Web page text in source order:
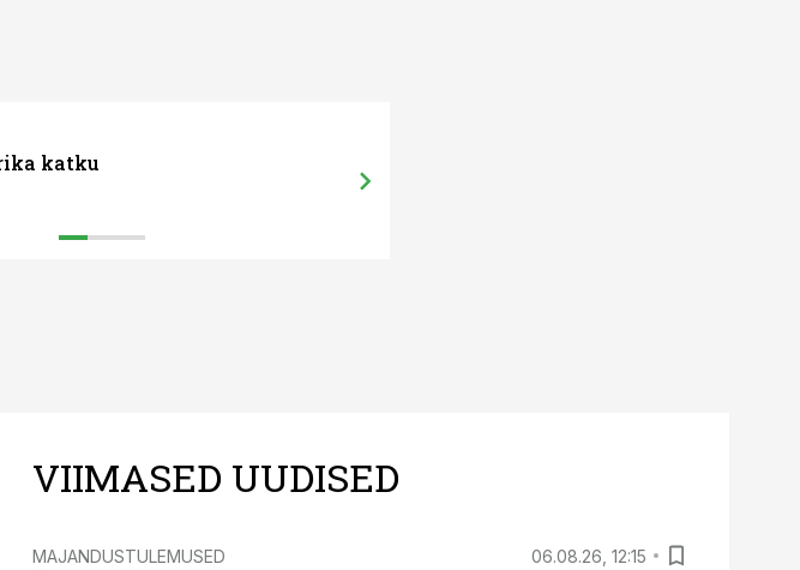
katku
VIIMASED UUDISED
MAJANDUSTULEMUSED 06.08.26, 12:15